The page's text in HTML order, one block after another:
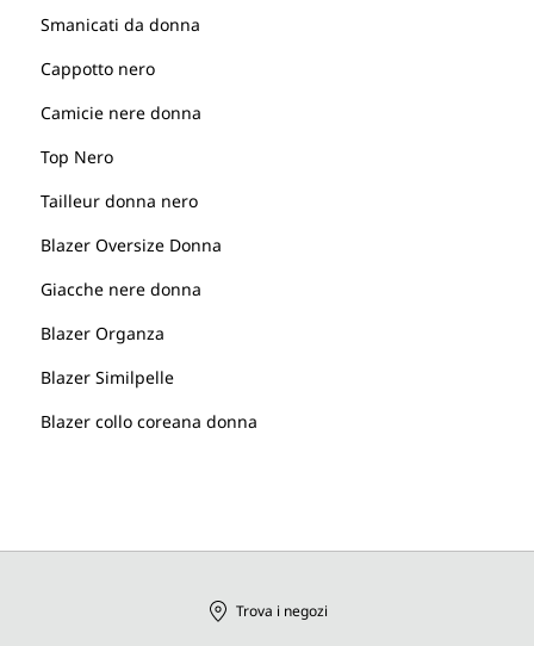
Smanicati da donna
Cappotto nero
Camicie nere donna
Top Nero
Tailleur donna nero
Blazer Oversize Donna
Giacche nere donna
Blazer Organza
Blazer Similpelle
Blazer collo coreana donna
Trova i negozi